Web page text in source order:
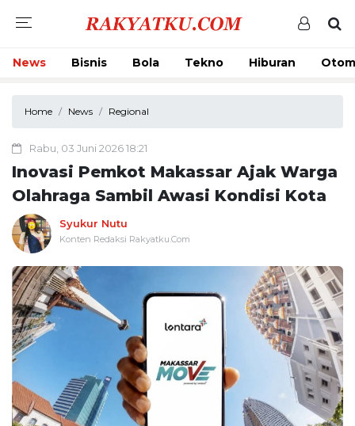
News Bisnis Bola Tekno Hiburan
Home News Regional
Rabu, 03 Juni 2026 18:21
Inovasi Pemkot Makassar Ajak Warga
Olahraga Sambil Awasi Kondisi Kota
Syukur Nutu
Konten Redaksi Rakyatku.Com